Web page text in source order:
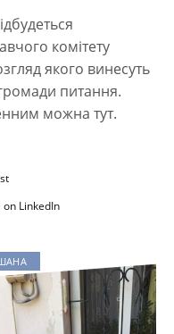
комітету
якого винесуть
питання.
можна тут.